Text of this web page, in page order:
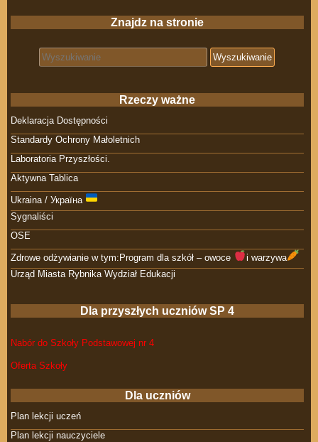
Znajdz na stronie
Search for:
Rzeczy ważne
Deklaracja Dostępności
Standardy Ochrony Małoletnich
Laboratoria Przyszłości.
Aktywna Tablica
Ukraina / Україна
Sygnaliści
OSE
Zdrowe odżywianie w tym:Program dla szkół – owoce
i warzywa
Urząd Miasta Rybnika Wydział Edukacji
Dla przyszłych uczniów SP 4
Nabór do Szkoły Podstawowej nr 4
Oferta Szkoły
Dla uczniów
Plan lekcji uczeń
Plan lekcji nauczyciele